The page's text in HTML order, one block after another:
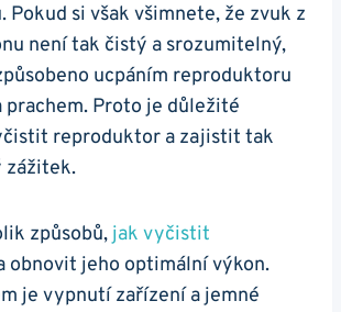
si však všimnete, že zvuk z
není tak čistý a srozumitelný,
ucpáním reproduktoru
prachem. Proto je důležité
reproduktor a zajistit tak
zážitek.
způsobů, jak vyčistit
obnovit jeho optimální výkon.
je vypnutí zařízení a jemné